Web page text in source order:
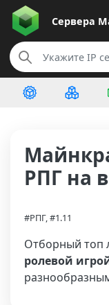
Сервера
РПГ на
#РПГ, #1.11
Отборный топ
ролевой